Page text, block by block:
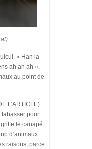
« Han la
ah ah ah ».
au point de
L’ARTICLE)
tabasser pour
le canapé
d’animaux
raisons, parce